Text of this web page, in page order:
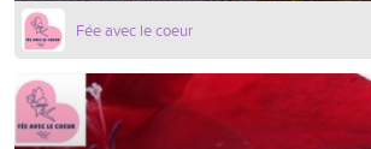
Fée avec le coeur